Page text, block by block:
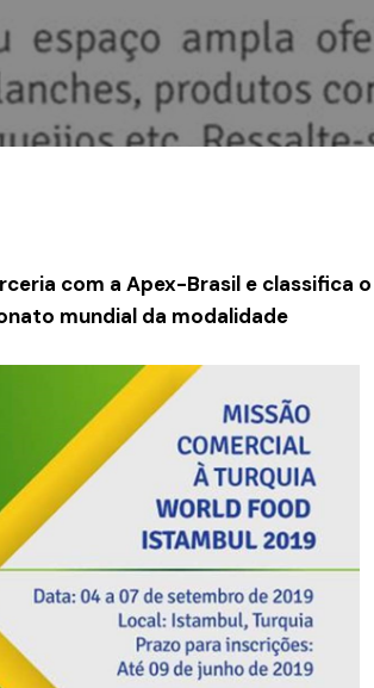
com a Apex-Brasil e classifica o
mundial da modalidade